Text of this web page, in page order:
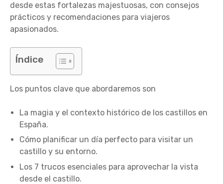
desde estas fortalezas majestuosas, con consejos
prácticos y recomendaciones para viajeros
apasionados.
Índice
Los puntos clave que abordaremos son
La magia y el contexto histórico de los castillos en
España.
Cómo planificar un día perfecto para visitar un
castillo y su entorno.
Los 7 trucos esenciales para aprovechar la vista
desde el castillo.